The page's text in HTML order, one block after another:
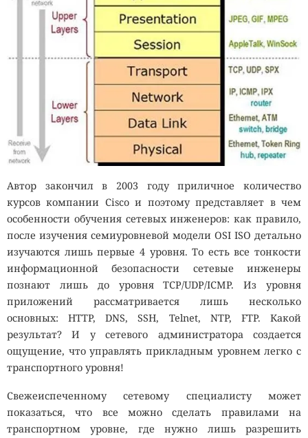
Автор закончил в 2003 году приличное количество
курсов компании Cisco и поэтому представляет в чем
особенности обучения сетевых инженеров: как правило,
после изучения семиуровневой модели OSI ISO детально
изучаются лишь первые 4 уровня. То есть все тонкости
информационной безопасности сетевые инженеры
познают лишь до уровня TCP/UDP/ICMP. Из уровня
приложений рассматривается лишь несколько
основных: HTTP, DNS, SSH, Telnet, NTP, FTP. Какой
результат? И у сетевого администратора создается
ощущение, что управлять прикладным уровнем легко с
транспортного уровня!
Свежеиспеченному сетевому специалисту может
показаться, что все можно сделать правилами на
транспортном уровне, где нужно лишь разрешить